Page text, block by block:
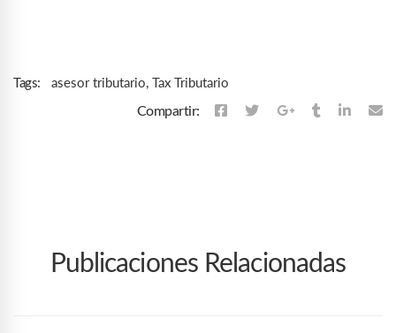
Tags: asesor tributario, Tax Tributario
Compartir:
Publicaciones Relacionadas